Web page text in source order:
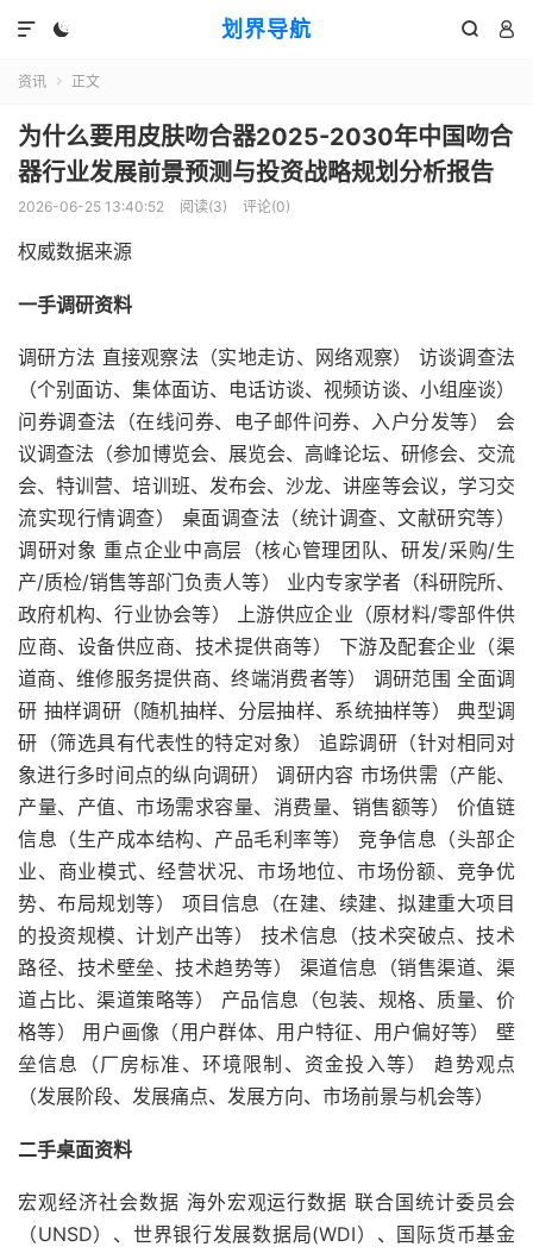
划界导航
  

资讯  正文
为什么要用皮肤吻合器2025-2030年中国吻合
器行业发展前景预测与投资战略规划分析报告
2026-06-25 13:40:52 阅读(3) 评论(0)
权威数据来源
一手调研资料
调研方法 直接观察法（实地走访、网络观察） 访谈调查法
（个别面访、集体面访、电话访谈、视频访谈、小组座谈）
问券调查法（在线问券、电子邮件问券、入户分发等） 会
议调查法（参加博览会、展览会、高峰论坛、研修会、交流
会、特训营、培训班、发布会、沙龙、讲座等会议，学习交
流实现行情调查） 桌面调查法（统计调查、文献研究等）
调研对象 重点企业中高层（核心管理团队、研发/采购/生
产/质检/销售等部门负责人等） 业内专家学者（科研院所、
政府机构、行业协会等） 上游供应企业（原材料/零部件供
应商、设备供应商、技术提供商等） 下游及配套企业（渠
道商、维修服务提供商、终端消费者等） 调研范围 全面调
研 抽样调研（随机抽样、分层抽样、系统抽样等） 典型调
研（筛选具有代表性的特定对象） 追踪调研（针对相同对
象进行多时间点的纵向调研） 调研内容 市场供需（产能、
产量、产值、市场需求容量、消费量、销售额等） 价值链
信息（生产成本结构、产品毛利率等） 竞争信息（头部企
业、商业模式、经营状况、市场地位、市场份额、竞争优
势、布局规划等） 项目信息（在建、续建、拟建重大项目
的投资规模、计划产出等） 技术信息（技术突破点、技术
路径、技术壁垒、技术趋势等） 渠道信息（销售渠道、渠
道占比、渠道策略等） 产品信息（包装、规格、质量、价
格等） 用户画像（用户群体、用户特征、用户偏好等） 壁
垒信息（厂房标准、环境限制、资金投入等） 趋势观点
（发展阶段、发展痛点、发展方向、市场前景与机会等）
二手桌面资料
宏观经济社会数据 海外宏观运行数据 联合国统计委员会
（UNSD）、世界银行发展数据局(WDI）、国际货币基金